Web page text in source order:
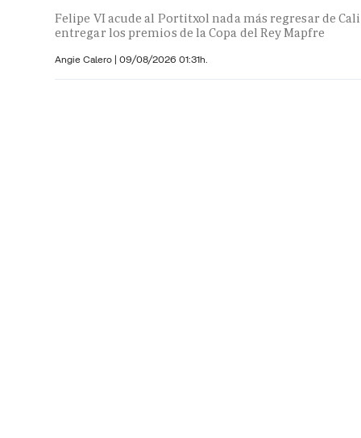
Felipe VI acude al Portitxol nada más regresar de
entregar los premios de la Copa del Rey Mapfre
Angie Calero | 09/08/2026 01:31h.